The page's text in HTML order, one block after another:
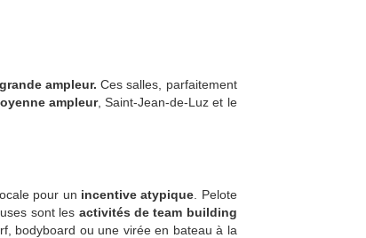
ampleur. Ces salles, parfaitement
ampleur, Saint-Jean-de-Luz et le
pour un incentive atypique . Pelote
sont les activités de team building
bodyboard ou une virée en bateau à la